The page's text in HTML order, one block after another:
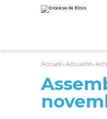
au
contenu.
personnels
Accueil › Actualité›